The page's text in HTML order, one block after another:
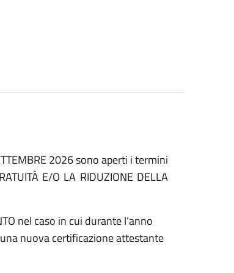
2026 sono aperti i termini
E/O LA RIDUZIONE DELLA
nel caso in cui durante l’anno
nuova certificazione attestante